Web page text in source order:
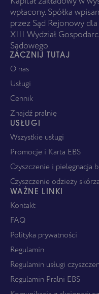
wpłacony. Spółka
przez Sąd Rejonowy
XIII Wydział
Sądowego.
ZACZNIJ TUTAJ
O nas
Usługi
Cennik
Znajdź pralnię
USŁUGI
Wszystkie usługi
Promocje i Karta EBS
Czyszczenie i pielęgnacja
Czyszczenie odzieży
WAŻNE LINKI
Kontakt
FAQ
Polityka prywatności
Regulamin
Regulamin usługi
Regulamin Pralni EBS